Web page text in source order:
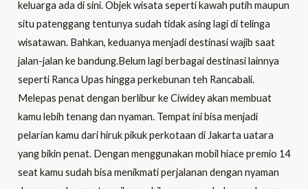
keluarga ada di sini. Objek wisata seperti kawah putih maupun
situ patenggang tentunya sudah tidak asing lagi di telinga
wisatawan. Bahkan, keduanya menjadi destinasi wajib saat
jalan-jalan ke bandung.Belum lagi berbagai destinasi lainnya
seperti Ranca Upas hingga perkebunan teh Rancabali.
Melepas penat dengan berlibur ke Ciwidey akan membuat
kamu lebih tenang dan nyaman. Tempat ini bisa menjadi
pelarian kamu dari hiruk pikuk perkotaan di Jakarta uatara
yang bikin penat. Dengan menggunakan mobil hiace premio 14
seat kamu sudah bisa menikmati perjalanan dengan nyaman